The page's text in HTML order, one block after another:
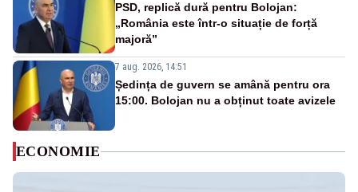
PSD, replică dură pentru Bolojan:
„România este într-o situație de forță
majoră”
7 aug. 2026, 14:51
Ședința de guvern se amână pentru ora
15:00. Bolojan nu a obținut toate avizele
ECONOMIE